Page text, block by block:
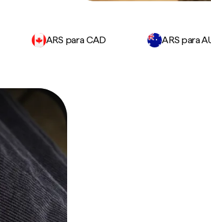
ARS para CAD ARS para